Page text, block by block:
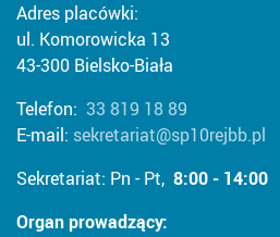
Adres placówki:
ul. Komorowicka 13
43-300 Bielsko-Biała
Telefon: 33 819 18 89
E-mail: sekretariat@sp10rejbb.pl
Sekretariat: Pn - Pt, 8:00 - 14:00
Organ prowadzący: